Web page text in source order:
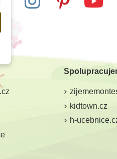
kidtown.cz
h-